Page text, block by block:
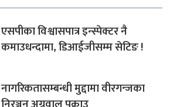
एसपीका विश्वासपात्र इन्स्पेक्टर नै
कमाउधन्दामा, डिआईजीसम्म सेटिङ !
नागरिकतासम्बन्धी मुद्दामा वीरगन्जका